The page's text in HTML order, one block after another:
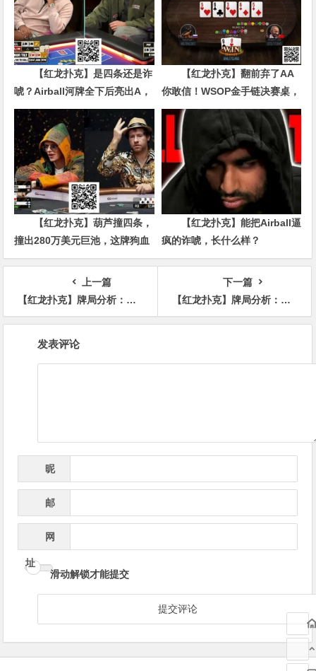
【红龙扑克】是四条还是诈
唬？Airball河牌全下后亮出A，
这手牌让对手陷入长考
【红龙扑克】翻前弃了AA
你敢信！WSOP金手链决赛桌，
这是神操作还是幸运的鱼？
【红龙扑克】葫芦撞四条，
撞出280万美元巨池，这牌狗血
得像剧本
【红龙扑克】能把Airball逼
疯的诈唬，长什么样？
上一篇
【红龙扑克】牌局分析：不想打光你
下一篇
【红龙扑克】牌局分析：转牌有人超额下注 还要继续看河牌吗？
发表评论
昵
邮
网
址
滑动解锁才能提交